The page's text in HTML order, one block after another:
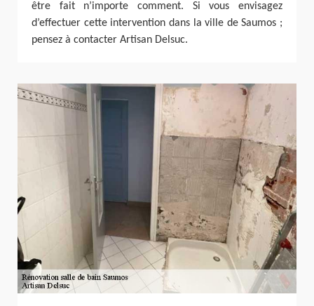
être fait n’importe comment. Si vous envisagez
d’effectuer cette intervention dans la ville de Saumos ;
pensez à contacter Artisan Delsuc.